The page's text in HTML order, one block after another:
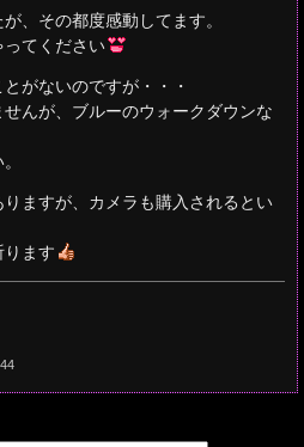
、その都度感動してます。
ってください
がないのですが・・・
んが、ブルーのウォークダウンな
ますが、カメラも購入されるとい
ります